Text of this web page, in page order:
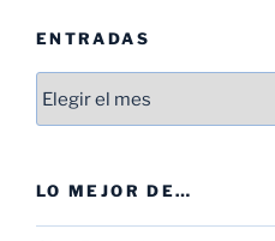
ENTRADAS
LO MEJOR DE…